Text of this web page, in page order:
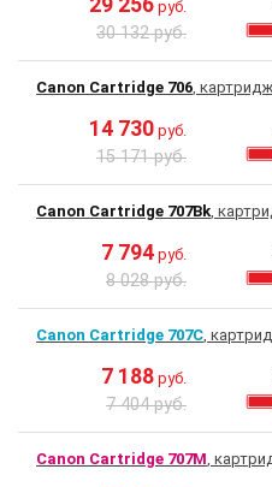
29 256 руб.
30 132 руб.
Canon Cartridge 706, картридж
14 730 руб.
15 171 руб.
Canon Cartridge 707Bk,
7 794 руб.
8 028 руб.
Canon Cartridge 707C,
7 188 руб.
7 404 руб.
Canon Cartridge 707M,